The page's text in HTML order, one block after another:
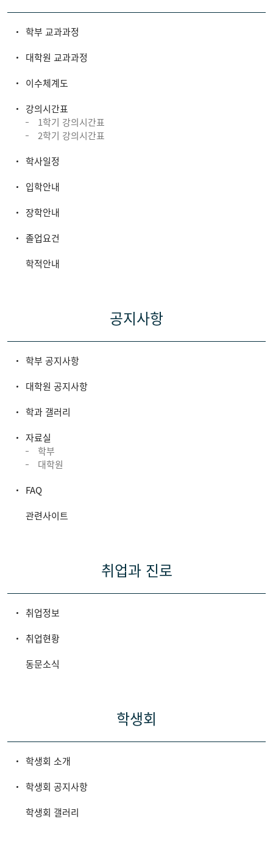
학부 교과과정
대학원 교과과정
이수체계도
강의시간표
1학기 강의시간표
2학기 강의시간표
학사일정
입학안내
장학안내
졸업요건
학적안내
공지사항
학부 공지사항
대학원 공지사항
학과 갤러리
자료실
학부
대학원
FAQ
관련사이트
취업과 진로
취업정보
취업현황
동문소식
학생회
학생회 소개
학생회 공지사항
학생회 갤러리